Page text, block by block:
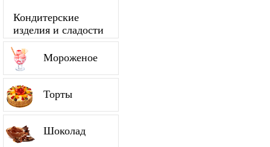
Кондитерские
изделия и сладости
Мороженое
Торты
Шоколад